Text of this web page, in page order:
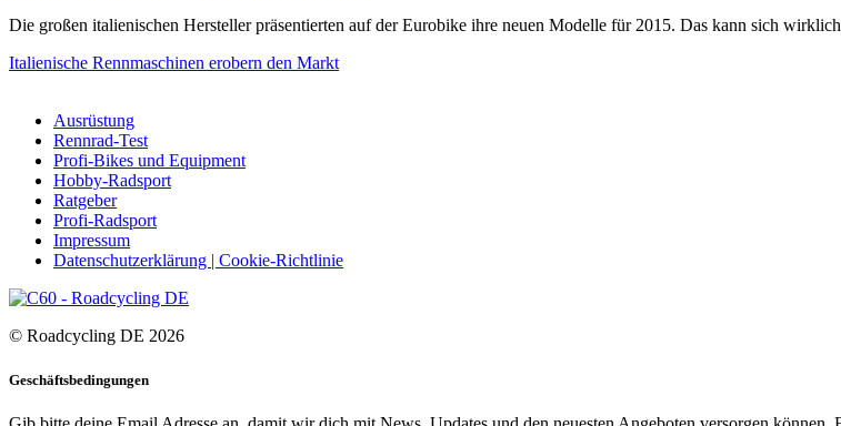
Die großen italienischen Hersteller präsentierten auf der Eurobike ihre neuen Modelle für 2015. Das kann sich wirklich
Italienische Rennmaschinen erobern den Markt
Ausrüstung
Rennrad-Test
Profi-Bikes und Equipment
Hobby-Radsport
Ratgeber
Profi-Radsport
Impressum
Datenschutzerklärung | Cookie-Richtlinie
© Roadcycling DE 2026
Geschäftsbedingungen